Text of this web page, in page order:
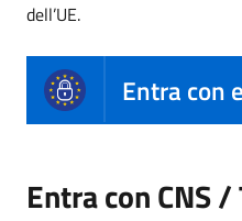
dell’UE.
Entra con
Entra con CNS /